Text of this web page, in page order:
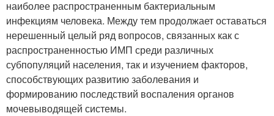
наиболее распространенным бактериальным
инфекциям человека. Между тем продолжает оставаться
нерешенный целый ряд вопросов, связанных как с
распространенностью ИМП среди различных
субпопуляций населения, так и изучением факторов,
способствующих развитию заболевания и
формированию последствий воспаления органов
мочевыводящей системы.